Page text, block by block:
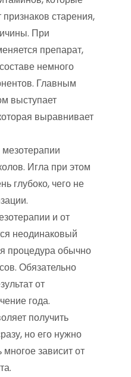
старения,
При
препарат,
немного
Главным
выступает
выравнивает
Игла при этом
глубоко, чего не
и от
неодинаковый
процедура обычно
Обязательно
от
года.
получить
но его нужно
многое зависит от